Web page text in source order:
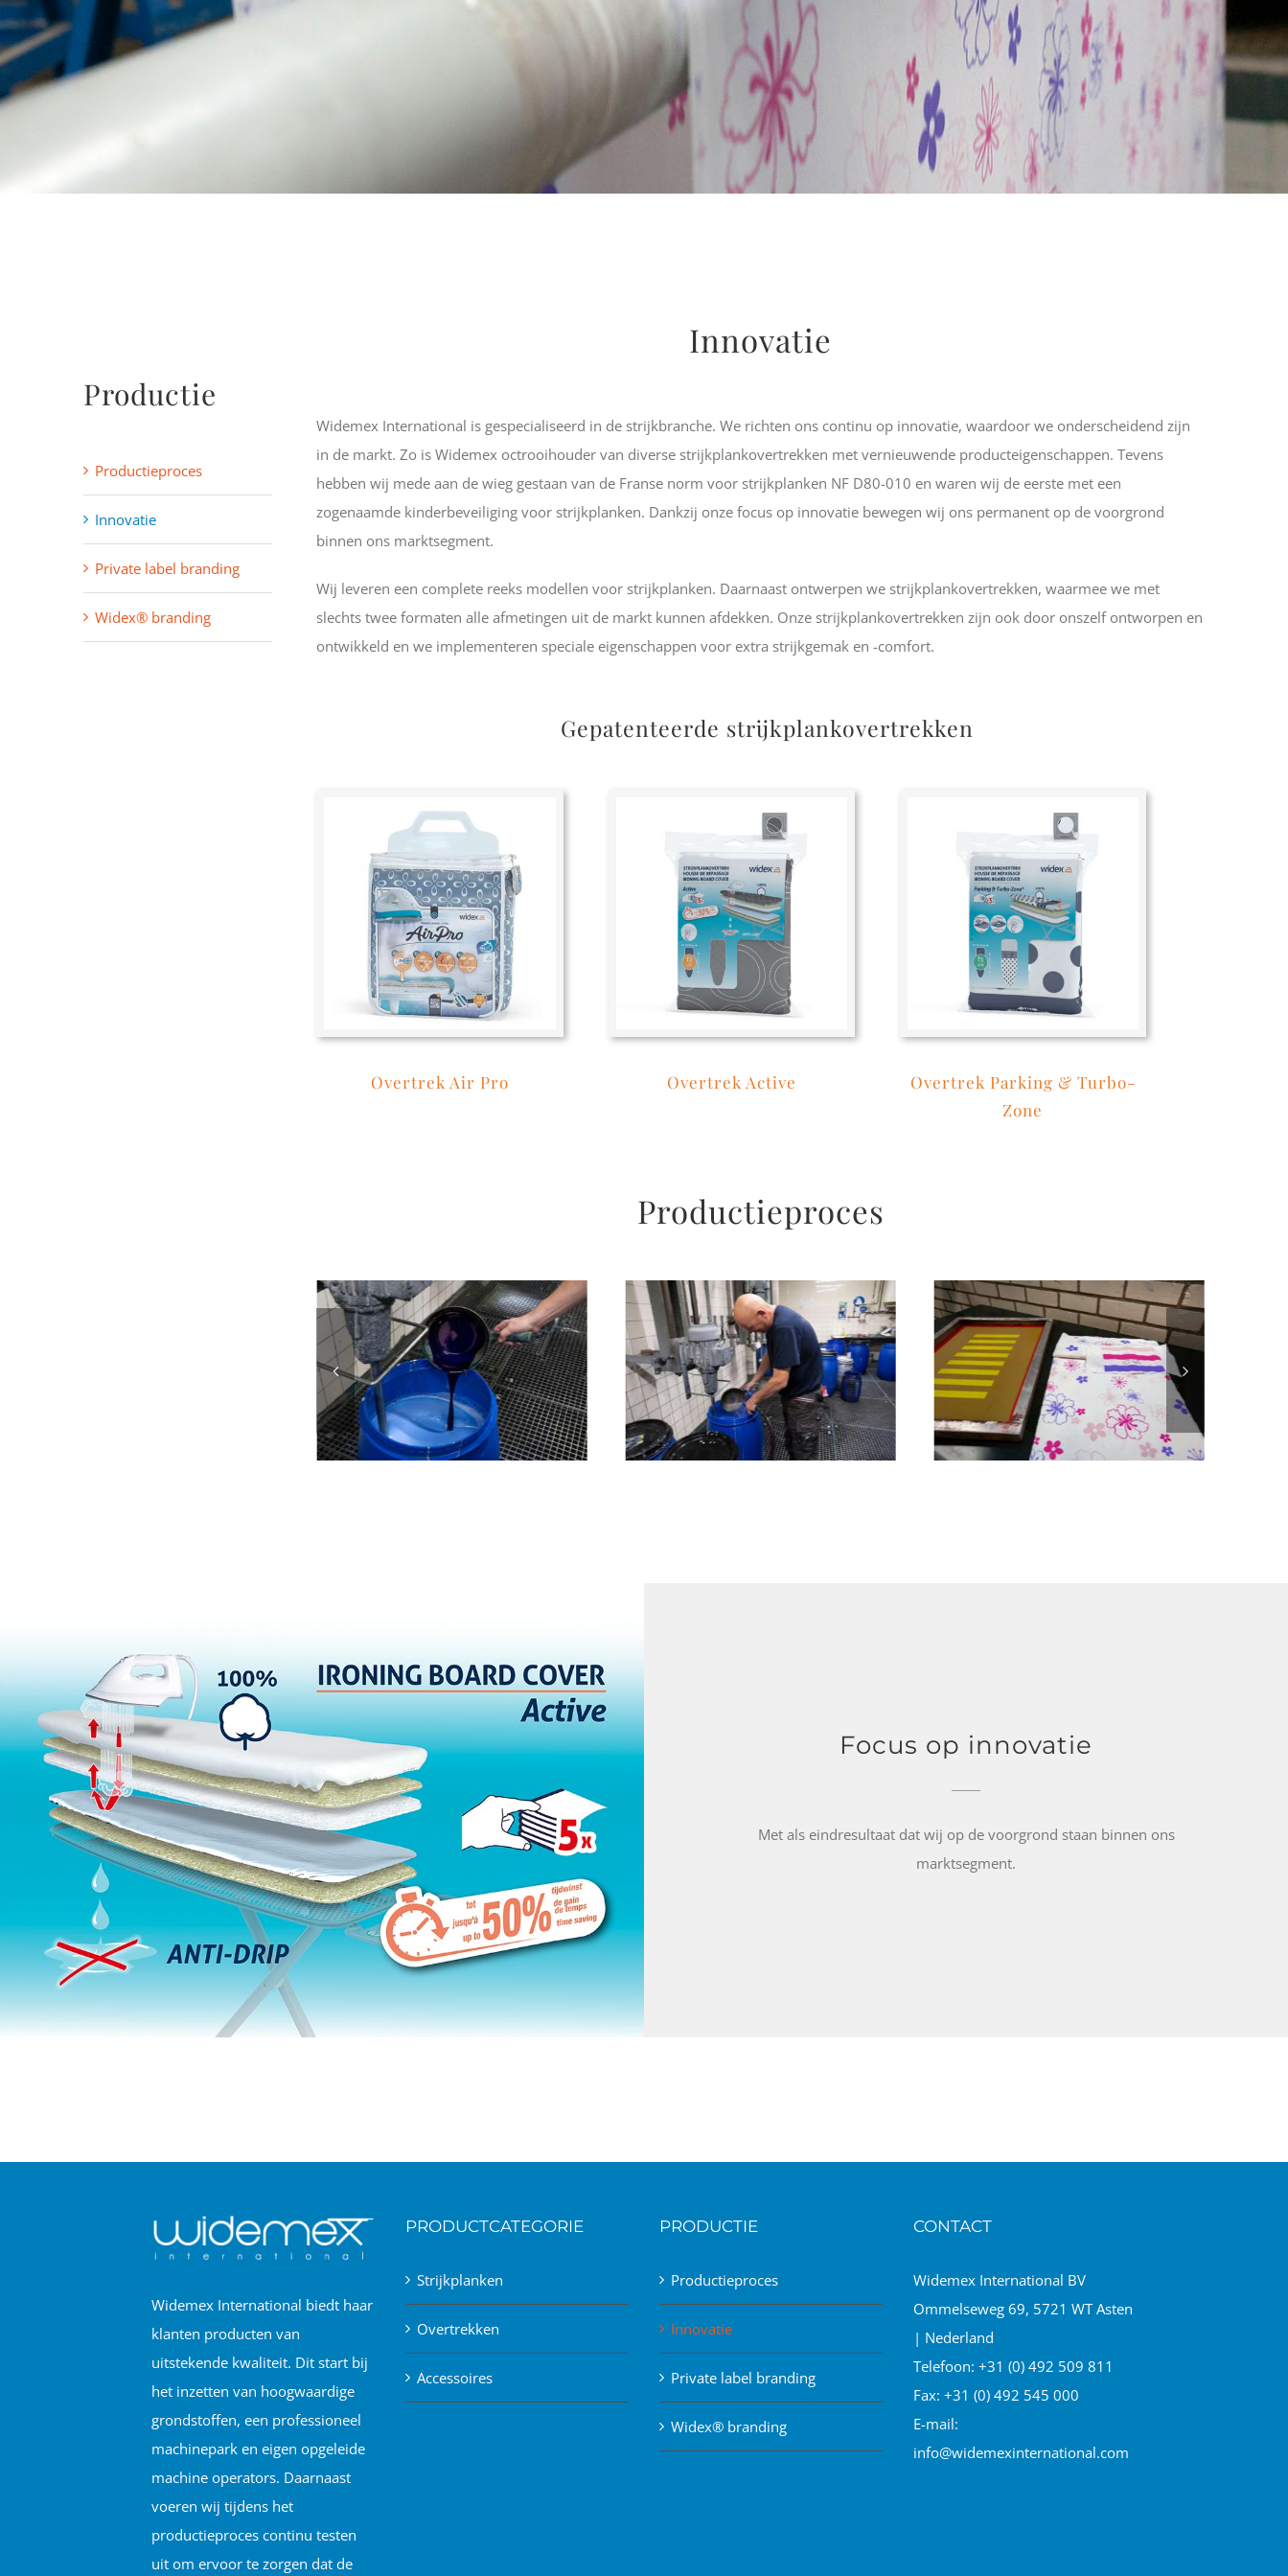
Productie
Productieproces
Innovatie
Private label branding
Widex® branding
Innovatie
Widemex International is gespecialiseerd in de strijkbranche. We richten ons continu op innovatie, waardoor we onderscheidend zijn
in de markt. Zo is Widemex octrooihouder van diverse strijkplankovertrekken met vernieuwende producteigenschappen. Tevens
hebben wij mede aan de wieg gestaan van de Franse norm voor strijkplanken NF D80-010 en waren wij de eerste met een
zogenaamde kinderbeveiliging voor strijkplanken. Dankzij onze focus op innovatie bewegen wij ons permanent op de voorgrond
binnen ons marktsegment.
Wij leveren een complete reeks modellen voor strijkplanken. Daarnaast ontwerpen we strijkplankovertrekken, waarmee we met
slechts twee formaten alle afmetingen uit de markt kunnen afdekken. Onze strijkplankovertrekken zijn ook door onszelf ontworpen en
ontwikkeld en we implementeren speciale eigenschappen voor extra strijkgemak en -comfort.
Gepatenteerde strijkplankovertrekken
Overtrek Air Pro Overtrek Active
Overtrek Parking & Turbo-
Zone
Productieproces
Focus op innovatie
Met als eindresultaat dat wij op de voorgrond staan binnen ons
marktsegment.
Widemex International biedt haar
klanten producten van
uitstekende kwaliteit. Dit start bij
het inzetten van hoogwaardige
grondstoffen, een professioneel
machinepark en eigen opgeleide
machine operators. Daarnaast
voeren wij tijdens het
productieproces continu testen
uit om ervoor te zorgen dat de
PRODUCTCATEGORIE
Strijkplanken
Overtrekken
Accessoires
PRODUCTIE
Productieproces
Innovatie
Private label branding
Widex® branding
CONTACT
Widemex International BV
Ommelseweg 69, 5721 WT Asten
| Nederland
Telefoon: +31 (0) 492 509 811
Fax: +31 (0) 492 545 000
E-mail:
info@widemexinternational.com